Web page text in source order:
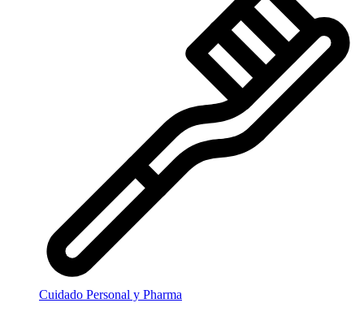
Cuidado Personal y Pharma